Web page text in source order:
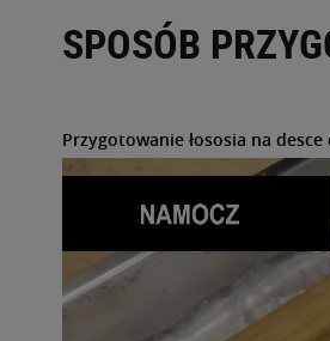
SPOSÓB
Przygotowanie łososia na desce